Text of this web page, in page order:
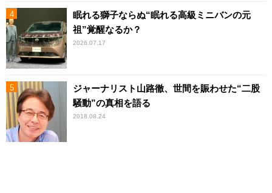
眠れる獅子ならぬ“眠れる高級ミニバンの元
祖”覚醒なるか？
2026.07.17
ジャーナリスト山路徹、世間を賑わせた“二股
騒動”の真相を語る
2018.08.24